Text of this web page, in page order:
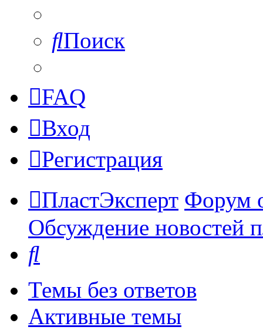
Поиск
FAQ
Вход
Регистрация
ПластЭксперт Форум
Обсуждение новостей
Темы без ответов
Активные темы